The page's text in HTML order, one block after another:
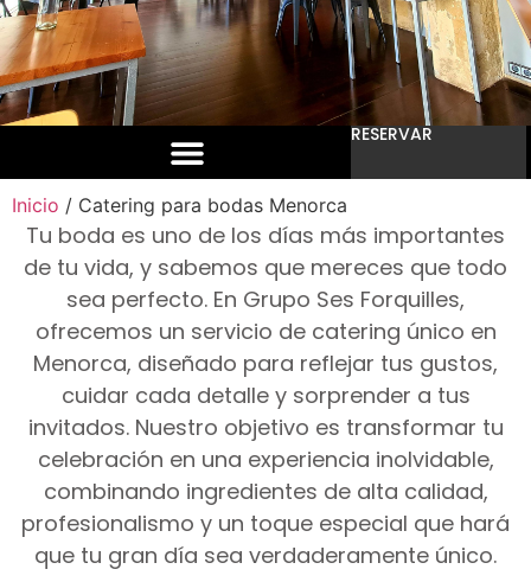
RESERVAR
Inicio / Catering para bodas Menorca
Tu boda es uno de los días más importantes
de tu vida, y sabemos que mereces que todo
sea perfecto. En Grupo Ses Forquilles,
ofrecemos un servicio de catering único en
Menorca, diseñado para reflejar tus gustos,
cuidar cada detalle y sorprender a tus
invitados. Nuestro objetivo es transformar tu
celebración en una experiencia inolvidable,
combinando ingredientes de alta calidad,
profesionalismo y un toque especial que hará
que tu gran día sea verdaderamente único.